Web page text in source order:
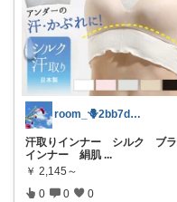
room_🪻2bb7d8bc05
汗取りインナー シルク ブラ
インナー 絹肌 ...
￥ 2,145～
0 0 0